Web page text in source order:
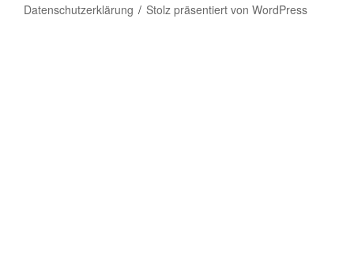
Datenschutzerklärung Stolz präsentiert von WordPress